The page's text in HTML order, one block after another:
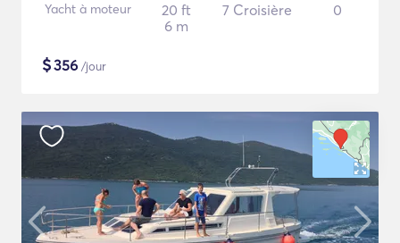
Yacht à moteur
20 ft
6 m
7 Croisière 0
$356 /jour